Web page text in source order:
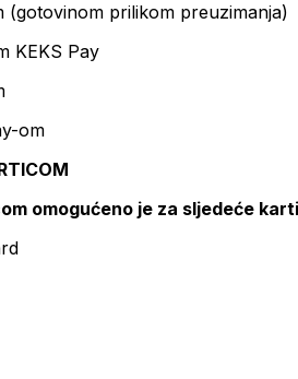
(gotovinom prilikom preuzimanja)
KEKS Pay
om
omogućeno je za sljedeće